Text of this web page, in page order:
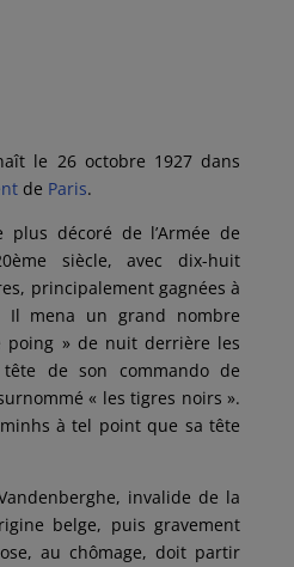
le 26 octobre 1927 dans
de Paris.
plus décoré de l’Armée de
siècle, avec dix-huit
principalement gagnées à
Il mena un grand nombre
poing » de nuit derrière les
de son commando de
« les tigres noirs ».
à tel point que sa tête
invalide de la
belge, puis gravement
au chômage, doit partir